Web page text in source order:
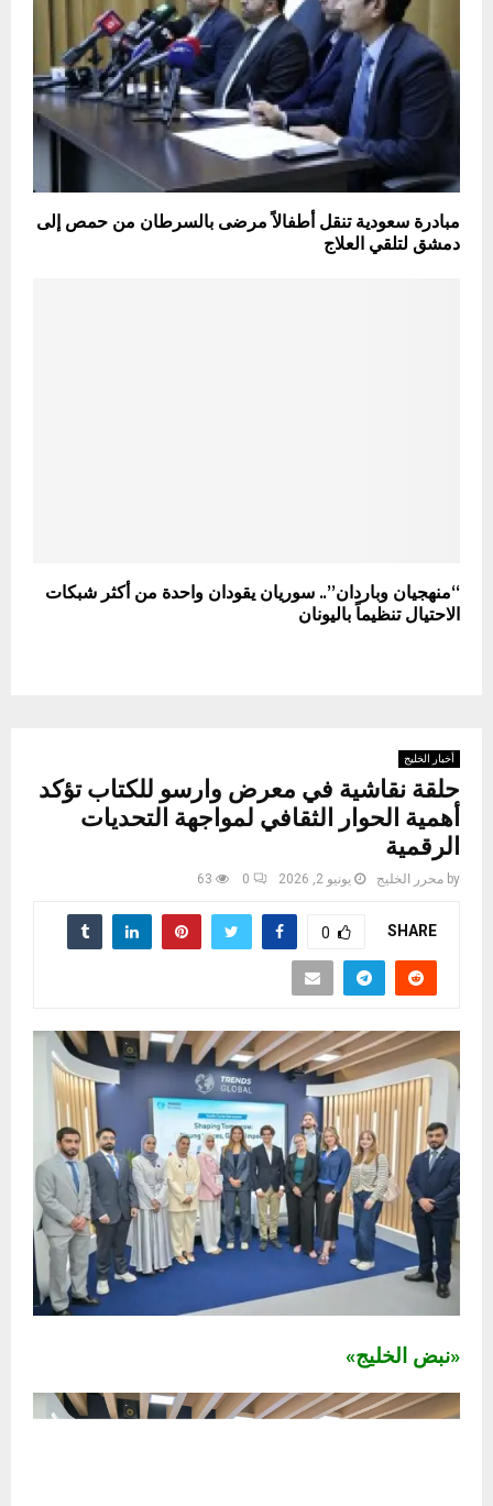
مبادرة سعودية تنقل أطفالاً مرضى بالسرطان من حمص إلى
دمشق لتلقي العلاج
“منهجيان وباردان”.. سوريان يقودان واحدة من أكثر شبكات
الاحتيال تنظيماً باليونان
أخبار الخليج
حلقة نقاشية في معرض وارسو للكتاب تؤكد
أهمية الحوار الثقافي لمواجهة التحديات
الرقمية
by محرر الخليج يونيو 2, 2026 0
63
SHARE
0
«نبض الخليج»